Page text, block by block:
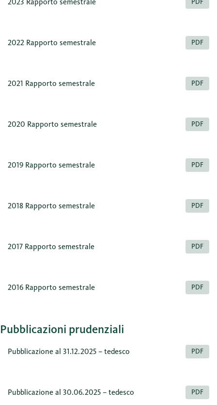
2022 Rapporto semestrale PDF
2021 Rapporto semestrale PDF
2020 Rapporto semestrale PDF
2019 Rapporto semestrale PDF
2018 Rapporto semestrale PDF
2017 Rapporto semestrale PDF
2016 Rapporto semestrale PDF
Pubblicazioni prudenziali
Pubblicazione al 31.12.2025 – tedesco PDF
Pubblicazione al 30.06.2025 – tedesco PDF